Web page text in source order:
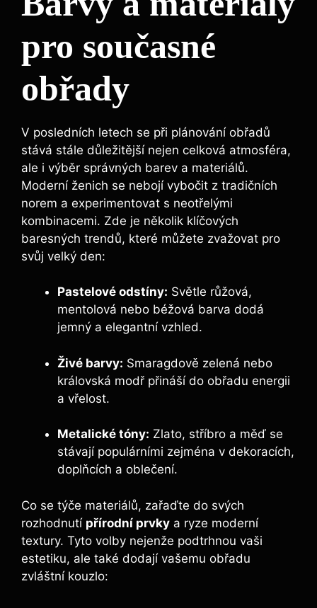
pro současné
obřady
V posledních letech se při plánování obřadů
stává stále důležitější nejen celková atmosféra,
ale i výběr správných barev a materiálů.
Moderní ženich se nebojí vybočit z tradičních
norem a experimentovat s neotřelými
kombinacemi. Zde je několik klíčových
baresných trendů, které můžete zvažovat pro
svůj velký den:
Pastelové odstíny: Světle růžová,
mentolová nebo béžová barva dodá
jemný a elegantní vzhled.
Živé barvy: Smaragdově zelená nebo
královská modř přináší do obřadu energii
a vřelost.
Metalické tóny: Zlato, stříbro a měď se
stávají populárními zejména v dekoracích,
doplňcích a oblečení.
Co se týče materiálů, zařaďte do svých
rozhodnutí přírodní prvky a ryze moderní
textury. Tyto volby nejenže podtrhnou vaši
estetiku, ale také dodají vašemu obřadu
zvláštní kouzlo: